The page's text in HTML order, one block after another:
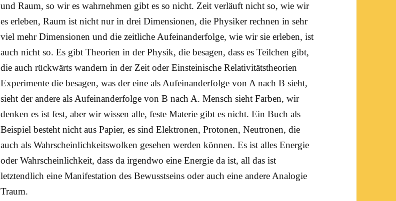
und Raum, so wir es wahrnehmen gibt es so nicht. Zeit verläuft nicht so, wie wir
es erleben, Raum ist nicht nur in drei Dimensionen, die Physiker rechnen in sehr
viel mehr Dimensionen und die zeitliche Aufeinanderfolge, wie wir sie erleben, ist
auch nicht so. Es gibt Theorien in der Physik, die besagen, dass es Teilchen gibt,
die auch rückwärts wandern in der Zeit oder Einsteinische Relativitätstheorien
Experimente die besagen, was der eine als Aufeinanderfolge von A nach B sieht,
sieht der andere als Aufeinanderfolge von B nach A. Mensch sieht Farben, wir
denken es ist fest, aber wir wissen alle, feste Materie gibt es nicht. Ein Buch als
Beispiel besteht nicht aus Papier, es sind Elektronen, Protonen, Neutronen, die
auch als Wahrscheinlichkeitswolken gesehen werden können. Es ist alles Energie
oder Wahrscheinlichkeit, dass da irgendwo eineEnergie da ist, all das ist
letztendlich eine Manifestation des Bewusstseins oder auch eine andere Analogie
Traum.